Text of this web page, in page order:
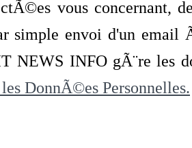
vous concernant,
simple envoi d'un
NEWS INFO gÃ¨re les
DonnÃ©es Personnelles.